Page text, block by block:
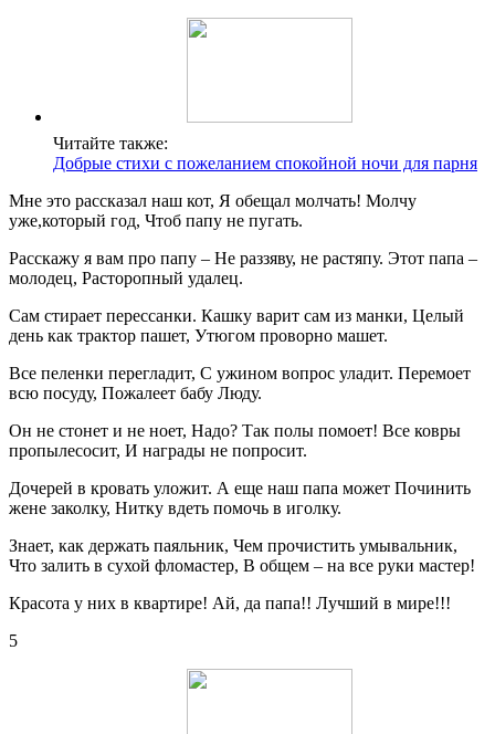
Читайте также:
Добрые стихи с пожеланием спокойной ночи для парня
Мне это рассказал наш кот, Я обещал молчать! Молчу
уже,который год, Чтоб папу не пугать.
Расскажу я вам про папу – Не раззяву, не растяпу. Этот папа –
молодец, Расторопный удалец.
Сам стирает перессанки. Кашку варит сам из манки, Целый
день как трактор пашет, Утюгом проворно машет.
Все пеленки перегладит, С ужином вопрос уладит. Перемоет
всю посуду, Пожалеет бабу Люду.
Он не стонет и не ноет, Надо? Так полы помоет! Все ковры
пропылесосит, И награды не попросит.
Дочерей в кровать уложит. А еще наш папа может Починить
жене заколку, Нитку вдеть помочь в иголку.
Знает, как держать паяльник, Чем прочистить умывальник,
Что залить в сухой фломастер, В общем – на все руки мастер!
Красота у них в квартире! Ай, да папа!! Лучший в мире!!!
5